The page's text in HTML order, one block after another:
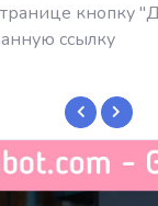
кнопку
ссылку